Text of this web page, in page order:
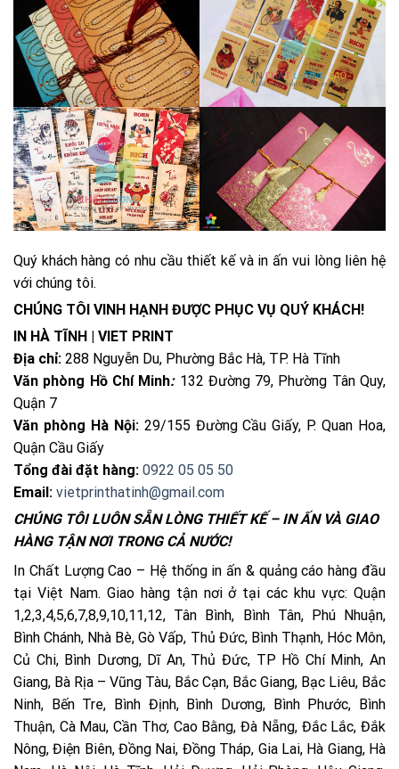
Quý khách hàng có nhu cầu thiết kế và in ấn vui lòng liên hệ
với chúng tôi.
CHÚNG TÔI VINH HẠNH ĐƯỢC PHỤC VỤ QUÝ KHÁCH!
IN HÀ TĨNH | VIET PRINT
Địa chỉ: 288 Nguyễn Du, Phường Bắc Hà, TP. Hà Tĩnh
Văn phòng Hồ Chí Minh:132 Đường 79, Phường Tân Quy,
Quận 7
Văn phòng Hà Nội:29/155 Đường Cầu Giấy, P. Quan Hoa,
Quận Cầu Giấy
Tổng đài đặt hàng: 0922 05 05 50
Email: vietprinthatinh@gmail.com
CHÚNG TÔI LUÔN SẴN LÒNG THIẾT KẾ – IN ẤN VÀ GIAO
HÀNG TẬN NƠI TRONG CẢ NƯỚC!
In Chất Lượng Cao – Hệ thống in ấn & quảng cáo hàng đầu
tại Việt Nam. Giao hàng tận nơi ở tại các khu vực: Quận
1,2,3,4,5,6,7,8,9,10,11,12, Tân Bình, Bình Tân, Phú Nhuận,
Bình Chánh, Nhà Bè, Gò Vấp, Thủ Đức, Bình Thạnh, Hóc Môn,
Củ Chi, Bình Dương, Dĩ An, Thủ Đức, TP Hồ Chí Minh, An
Giang, Bà Rịa – Vũng Tàu, Bắc Cạn, Bắc Giang, Bạc Liêu, Bắc
Ninh, Bến Tre, Bình Định, Bình Dương, Bình Phước, Bình
Thuận, Cà Mau, Cần Thơ, Cao Bằng, Đà Nẵng, Đắc Lắc, Đắk
Nông, Điện Biên, Đồng Nai, Đồng Tháp, Gia Lai, Hà Giang, Hà